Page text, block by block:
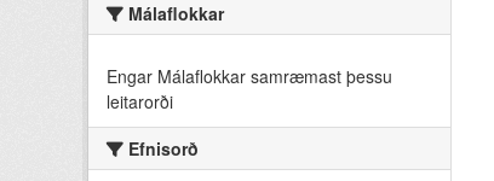
Málaflokkar
Engar Málaflokkar samræmast þessu
leitarorði
Efnisorð